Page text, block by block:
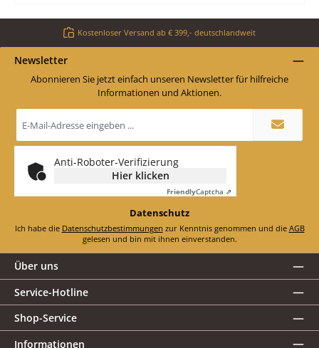
Kostenloser Versand ab € 399,- deutschlandweit
Newsletter
Abonnieren Sie jetzt einfach unseren Newsletter für hilfreiche
Informationen und Aktionen.
Mail-
Adresse
*
Anti-Roboter-Verifizierung
Hier klicken
FriendlyCaptcha ⇗
Datenschutz
Ich habe die Datenschutzbestimmungen zur Kenntnis genommen und die AGB
gelesen und bin mit ihnen einverstanden.
Über uns
Service-Hotline
Shop-Service
Informationen